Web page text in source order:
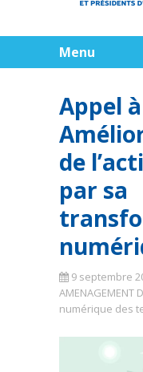
Menu
Appel
de
par sa
9 septembre
AMENAGEMENT
numérique des